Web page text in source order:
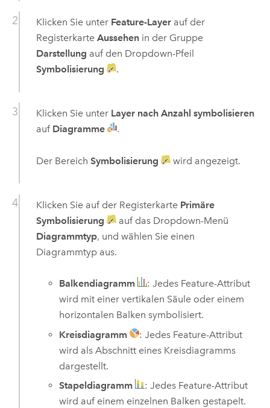
Klicken Sie unter Feature-Layerauf der
Registerkarte Aussehenin der Gruppe
Darstellung auf den Dropdown-Pfeil
Symbolisierung
.
Klicken Sie unter Layer nach Anzahl symbolisieren
auf Diagramme .
Der Bereich Symbolisierung wird angezeigt.
Klicken Sie auf der Registerkarte Primäre
Symbolisierung
auf das Dropdown-Menü
Diagrammtyp, und wählen Sie einen
Diagrammtyp aus.
Balkendiagramm
: Jedes Feature-Attribut
wird mit einer vertikalen Säule oder einem
horizontalen Balken symbolisiert.
Kreisdiagramm
: Jedes Feature-Attribut
wird als Abschnitt eines Kreisdiagramms
dargestellt.
Stapeldiagramm
: Jedes Feature-Attribut
wird auf einem einzelnen Balken gestapelt.